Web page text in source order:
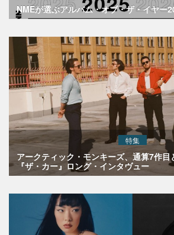
NMEが選ぶアルバム・オブ・ザ・イヤー
特集
アークティック・モンキーズ、通算7作目
『ザ・カー』ロング・インタヴュー